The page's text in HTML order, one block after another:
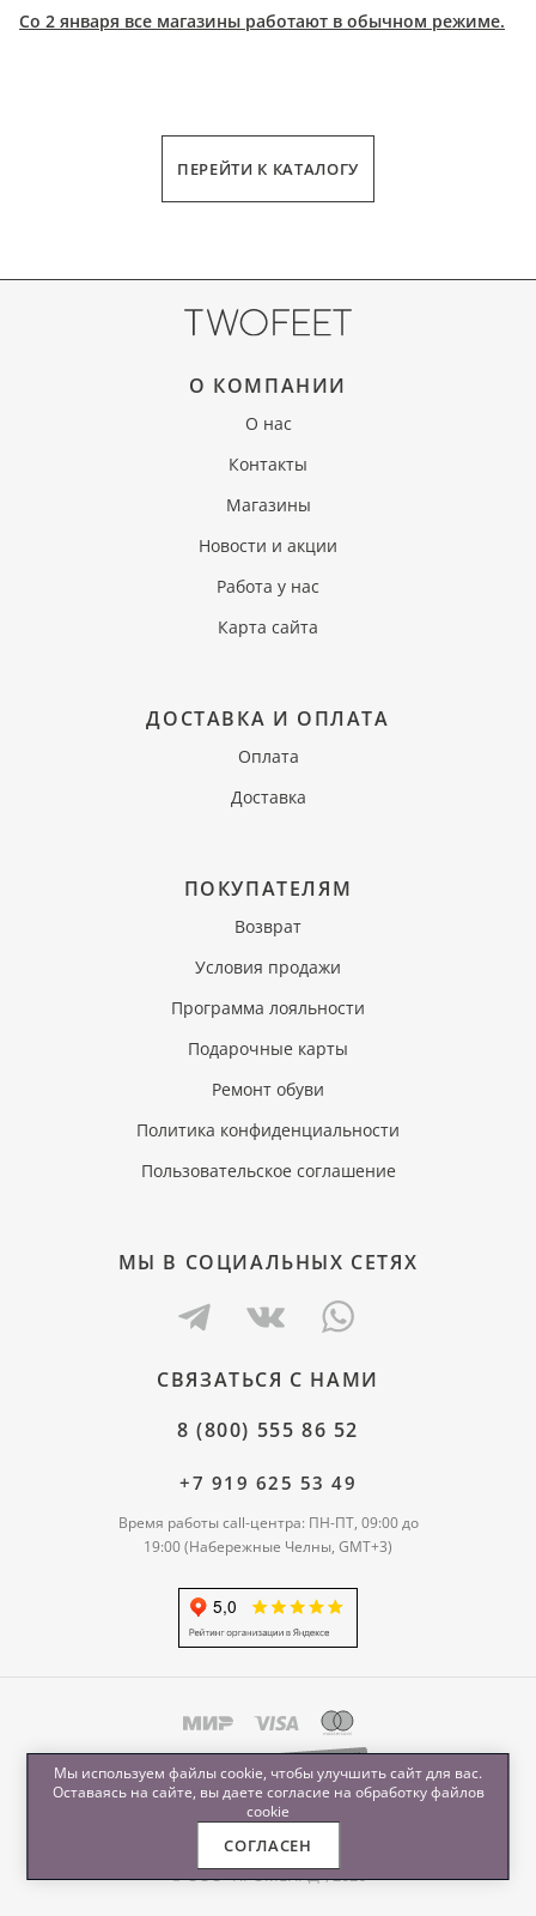
Со 2 января все магазины работают в обычном режиме.
ПЕРЕЙТИ К КАТАЛОГУ
О КОМПАНИИ
О нас
Контакты
Магазины
Новости и акции
Работа у нас
Карта сайта
ДОСТАВКА И ОПЛАТА
Оплата
Доставка
ПОКУПАТЕЛЯМ
Возврат
Условия продажи
Программа лояльности
Подарочные карты
Ремонт обуви
Политика конфиденциальности
Пользовательское соглашение
МЫ В СОЦИАЛЬНЫХ СЕТЯХ
СВЯЗАТЬСЯ С НАМИ
8 (800) 555 86 52
+7 919 625 53 49
Время работы call-центра: ПН-ПТ, 09:00 до
19:00 (Набережные Челны, GMT+3)
© ООО "ПРОМЕНАД", 2026
Мы используем файлы cookie, чтобы улучшить сайт для вас.
Оставаясь на сайте, вы даете согласие на обработкуфайлов
cookie
СОГЛАСЕН